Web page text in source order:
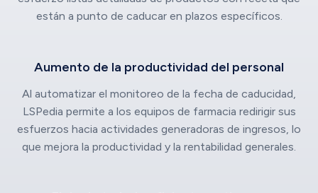
están a punto de caducar en plazos específicos.
Aumento de la productividad del personal
Al automatizar el monitoreo de la fecha de caducidad,
LSPedia permite a los equipos de farmacia redirigir sus
esfuerzos hacia actividades generadoras de ingresos, lo
que mejora la productividad y la rentabilidad generales.